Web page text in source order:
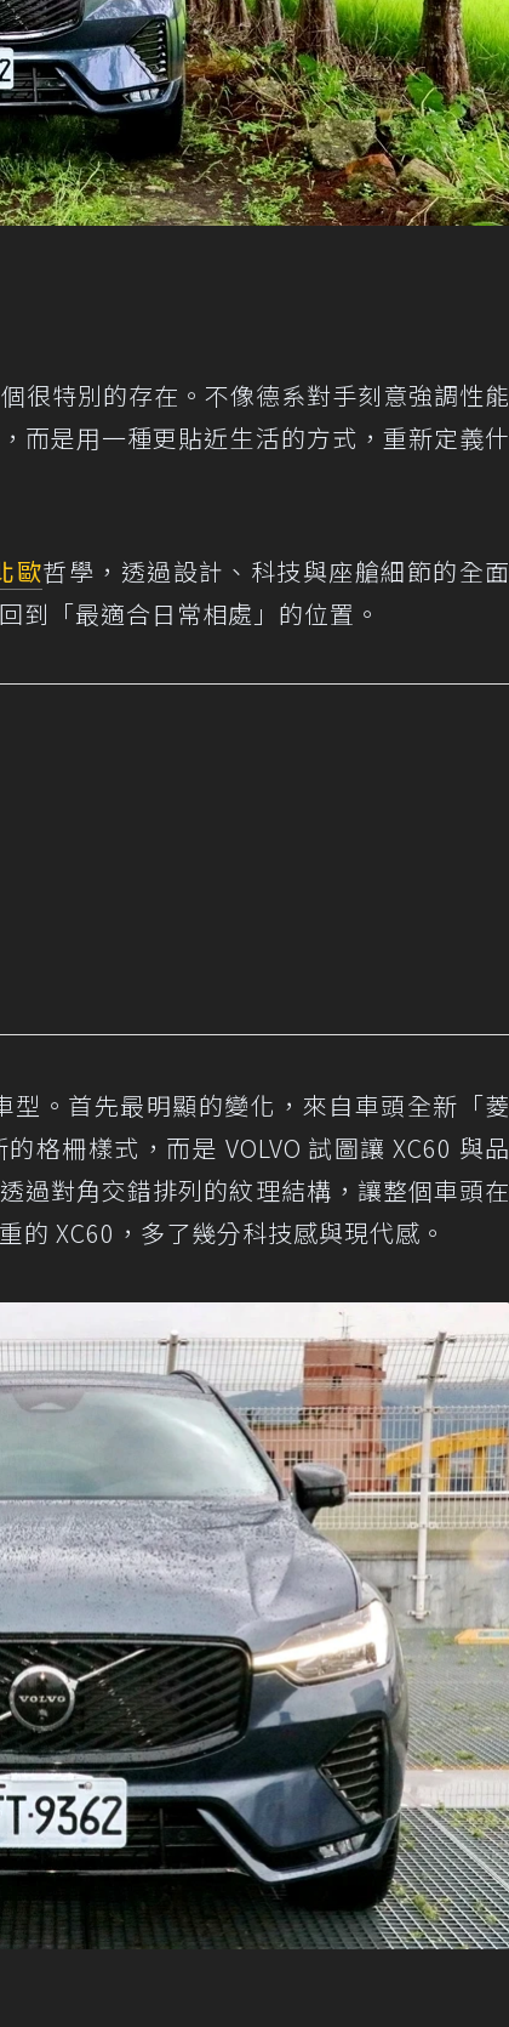
很特別的存在。不像德系對手刻意強調性能
而是用一種更貼近生活的方式，重新定義什
歐哲學，透過設計、科技與座艙細節的全面
到「最適合日常相處」的位置。
型。首先最明顯的變化，來自車頭全新「菱
格柵樣式，而是 VOLVO 試圖讓 XC60 與品
過對角交錯排列的紋理結構，讓整個車頭在
XC60，多了幾分科技感與現代感。